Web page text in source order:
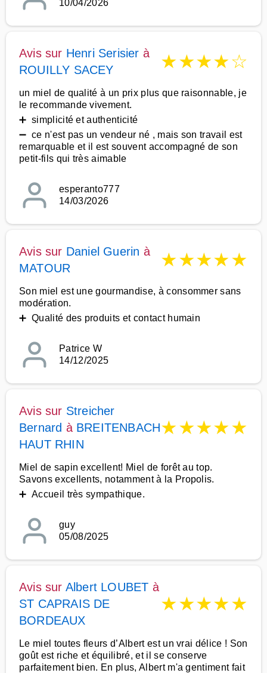
10/04/2026
Avis sur Henri Serisier à
ROUILLY SACEY
★★★★☆
un miel de qualité à un prix plus que raisonnable, je
le recommande vivement.
➕ simplicité et authenticité
➖ ce n'est pas un vendeur né , mais son travail est
remarquable et il est souvent accompagné de son
petit-fils qui très aimable
esperanto777
14/03/2026
Avis sur Daniel Guerin à
MATOUR
★★★★★
Son miel est une gourmandise, à consommer sans
modération.
➕ Qualité des produits et contact humain
Patrice W
14/12/2025
Avis sur Streicher
Bernard à BREITENBACH
HAUT RHIN
★★★★★
Miel de sapin excellent! Miel de forêt au top.
Savons excellents, notamment à la Propolis.
➕ Accueil très sympathique.
guy
05/08/2025
Avis sur Albert LOUBET à
ST CAPRAIS DE
BORDEAUX
★★★★★
Le miel toutes fleurs d’Albert est un vrai délice ! Son
goût est riche et équilibré, et il se conserve
parfaitement bien. En plus, Albert m'a gentiment fait